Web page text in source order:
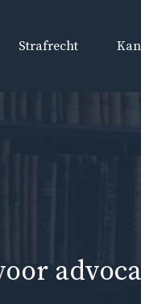
Strafrecht